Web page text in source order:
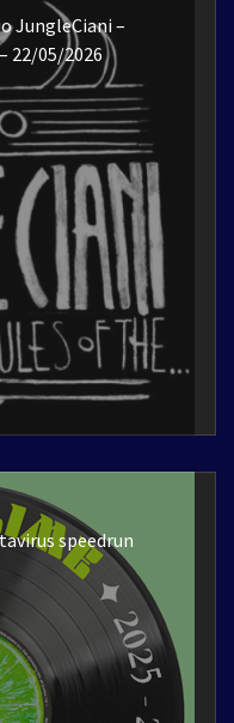
JungleCiani –
22/05/2026
speedrun